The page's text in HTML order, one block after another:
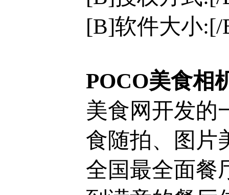
[B]软件大小:[/
POCO美食相
美食网开发的
食随拍、图片
全国最全面餐